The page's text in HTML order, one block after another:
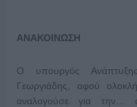
Ο υπουργός
Γεωργιάδης, αφού
αναλογούσε για την…